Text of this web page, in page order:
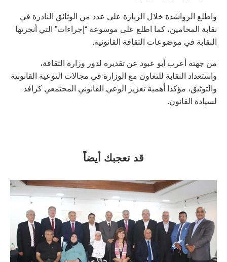
واطلع الرواشدة خلال الزيارة على عدد من الوثائق النادرة في
نقابة المحامين، كما اطلع على موسوعة “إجراءات” التي أنجزتها
النقابة في موضوعات الثقافة القانونية.
من جهته أعرب أبو عبود عن تقديره لدور وزارة الثقافة،
واستعداد النقابة للتعاون مع الوزارة في مجالات التوعية القانونية
والتوثيق، مؤكدا أهمية تعزيز الوعي القانوني المجتمعي كرافد
لسيادة القانون.
قد تعجبك أيضاً